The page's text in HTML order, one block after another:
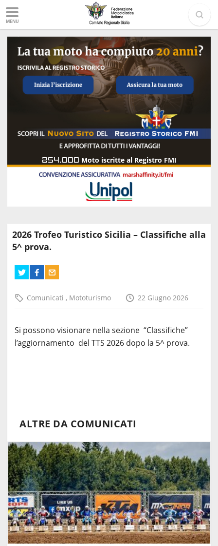
MENU
254.000 Moto iscritte al Registro FMI
2026 Trofeo Turistico Sicilia – Classifiche alla
5^ prova.
Comunicati , Mototurismo 22 Giugno 2026
Si possono visionare nella sezione “Classifiche”
l’aggiornamento del TTS 2026 dopo la 5^ prova.
ALTRE DA COMUNICATI